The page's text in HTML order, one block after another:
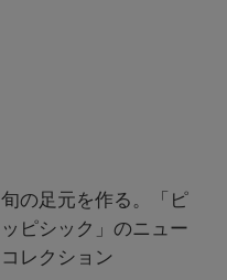
旬の足元を作る。「ピ
ッピシック」のニュー
コレクション